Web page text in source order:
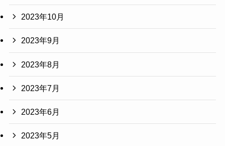
2023年10月
2023年9月
2023年8月
2023年7月
2023年6月
2023年5月